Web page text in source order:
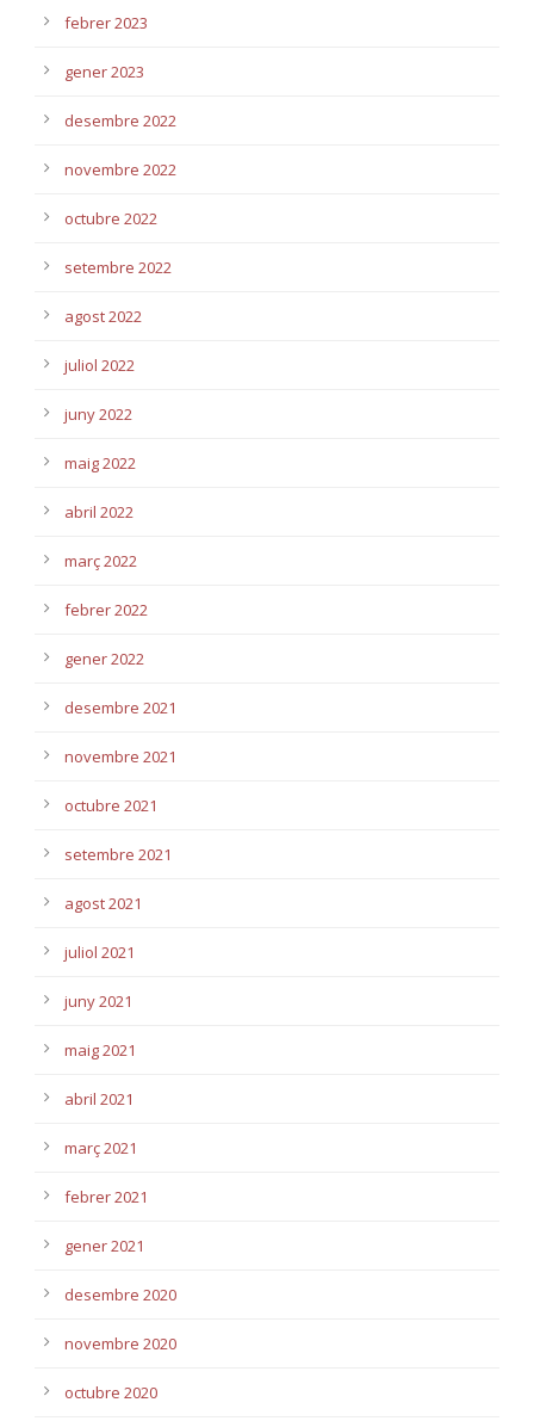
febrer 2023
gener 2023
desembre 2022
novembre 2022
octubre 2022
setembre 2022
agost 2022
juliol 2022
juny 2022
maig 2022
abril 2022
març 2022
febrer 2022
gener 2022
desembre 2021
novembre 2021
octubre 2021
setembre 2021
agost 2021
juliol 2021
juny 2021
maig 2021
abril 2021
març 2021
febrer 2021
gener 2021
desembre 2020
novembre 2020
octubre 2020